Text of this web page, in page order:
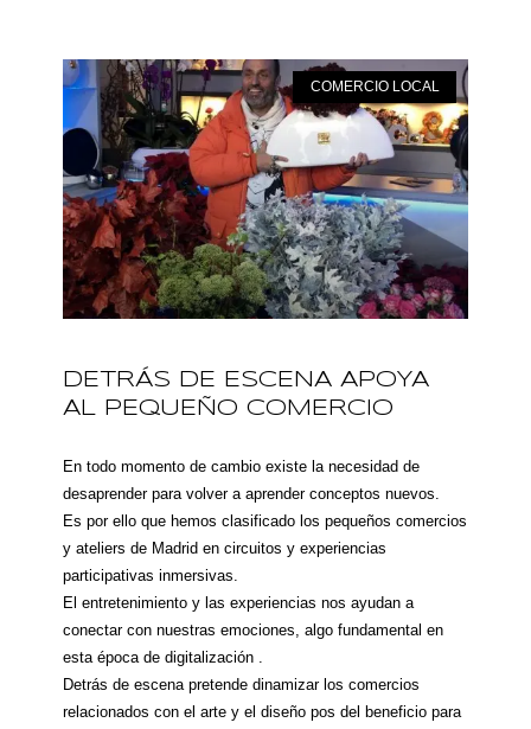
COMERCIO LOCAL
DETRÁS DE ESCENA APOYA
AL PEQUEÑO COMERCIO
En todo momento de cambio existe la necesidad de
desaprender para volver a aprender conceptos nuevos.
Es por ello que hemos clasificado los pequeños comercios
y ateliers de Madrid en circuitos y experiencias
participativas inmersivas.
El entretenimiento y las experiencias nos ayudan a
conectar con nuestras emociones, algo fundamental en
esta época de digitalización .
Detrás de escena pretende dinamizar los comercios
relacionados con el arte y el diseño pos del beneficio para